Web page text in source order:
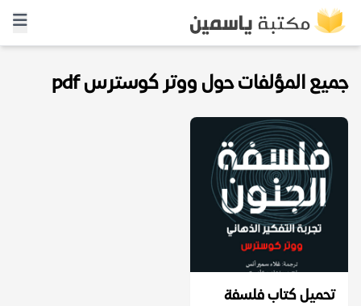
جميع المؤلفات حول ووتر كوسترس pdf
تحميل كتاب فلسفة